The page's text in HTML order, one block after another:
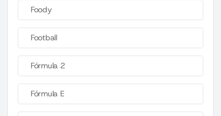
Foody
Football
Fórmula 2
Fórmula E